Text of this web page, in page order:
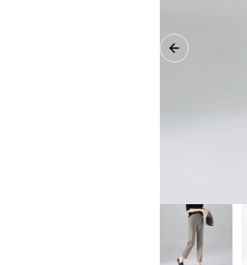
Previous slide